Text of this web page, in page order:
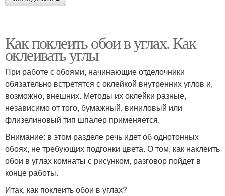
Как поклеить обои в углах. Как
оклеивать углы
При работе с обоями, начинающие отделочники
обязательно встретятся с оклейкой внутренних углов и,
возможно, внешних. Методы их оклейки разные,
независимо от того, бумажный, виниловый или
флизелиновый тип шпалер применяется.
Внимание: в этом разделе речь идет об однотонных
обоях, не требующих подгонки цвета. О том, как наклеить
обои в углах комнаты с рисунком, разговор пойдет в
конце работы.
Итак, как поклеить обои в углах?